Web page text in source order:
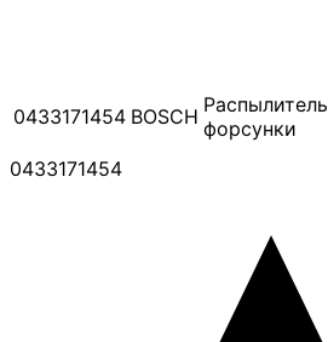
0433171454 BOSCH Распылитель
форсунки
0433171454